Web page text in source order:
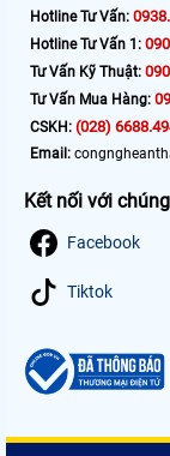
Hotline Tư Vấn:
Hotline Tư Vấn 1:
Tư Vấn Kỹ Thuật:
Tư Vấn Mua Hàng:
CSKH: (028)
Email:
Kết nối với
Facebook
Tiktok